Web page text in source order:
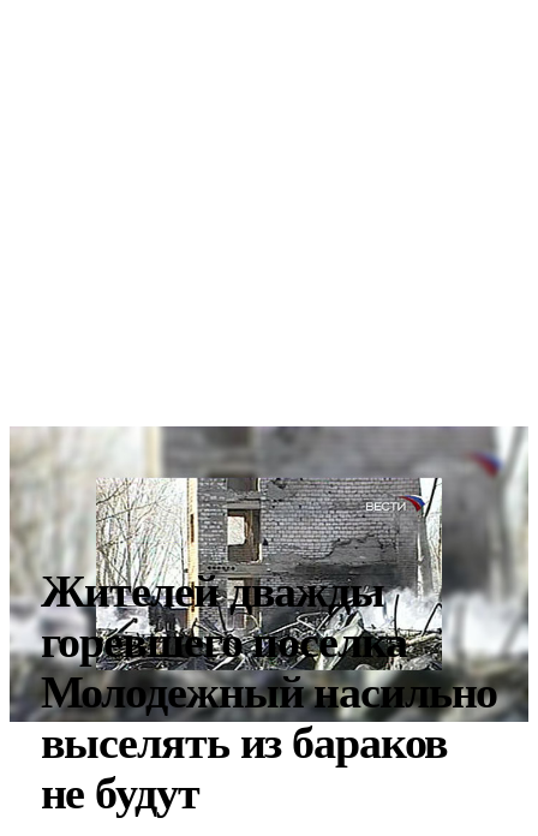
Жителей дважды
горевшего поселка
Молодежный насильно
выселять из бараков
не будут